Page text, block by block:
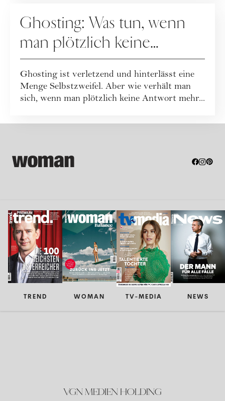
Ghosting: Was tun, wenn
man plötzlich keine
Antwort mehr bekommt?
Ghosting ist verletzend und hinterlässt eine
Menge Selbstzweifel. Aber wie verhält man
sich, wenn man plötzlich keine Antwort mehr...
TREND WOMAN TV-MEDIA NEWS
VGN MEDIEN HOLDING